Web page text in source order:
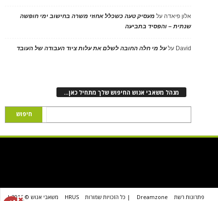
אלון פיאדה על מעסיק טעה כשכלל אחוזי משרה בחישוב ימי חופשה
שנתית – והפסיד בתביעה
David עלעל מי חלה החובה לשלם את עלות ציוד העבודה של העובד
מנהל משאבי אנוש החיפוש שלך מתחיל כאן…
פתרונות רשת Dreamzone | כל הזכויות שמורות HRUS משאבי אנוש © 2016 |